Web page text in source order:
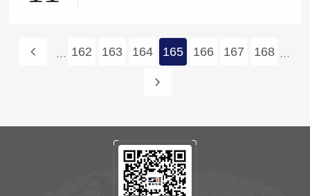
... 162 163 164 165 166 167 168 ...